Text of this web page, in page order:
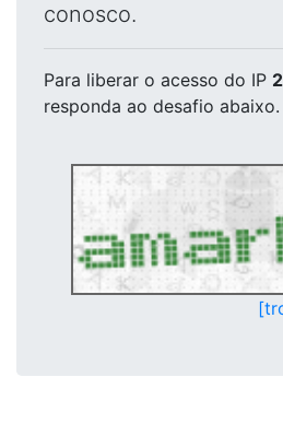
conosco.
Para liberar o acesso do IP
responda ao desafio abaixo.